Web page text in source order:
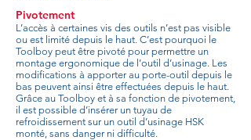
Pivotement
L’accès à certaines vis des outils n’est pas visible
ou est limité depuis le haut. C’est pourquoi le
Toolboy peut être pivoté pour permettre un
montage ergonomique de l’outil d’usinage. Les
modifications à apporter au porte-outil depuis le
bas peuvent ainsi être effectuées depuis le haut.
Grâce au Toolboy et à sa fonction de pivotement,
il est possible d’insérer un tuyau de
refroidissement sur un outil d’usinage HSK
monté, sans danger ni difficulté.